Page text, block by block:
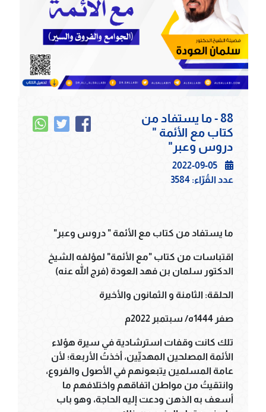
88 - ما يستفاد من
كتاب مع الأئمة "
دروس وعبر"
2022-09-05
عدد القُرّاء: 3584
ما يستفاد من كتاب مع الأئمة " دروس وعبر"
اقتباسات من كتاب "مع الأئمة" لمؤلفه الشيخ
الدكتور سلمان بن فهد العودة (فرج الله عنه)
الحلقة: الثامنة و الثمانون والأخيرة
صفر 1444ه/ سبتمبر 2022م
تلك كانت وقفات استرشادية في سيرة هؤلاء
الأئمة المصلحين المهديِّين، أخذتُ الأربعة؛ لأن
عامة المسلمين يتبعونهم في الأصول والفروع،
وانتقيتُ من مواطن اتفاقهم واختلافهم ما
أسعف به الذهن ودعت إليه الحاجة، وهو باب